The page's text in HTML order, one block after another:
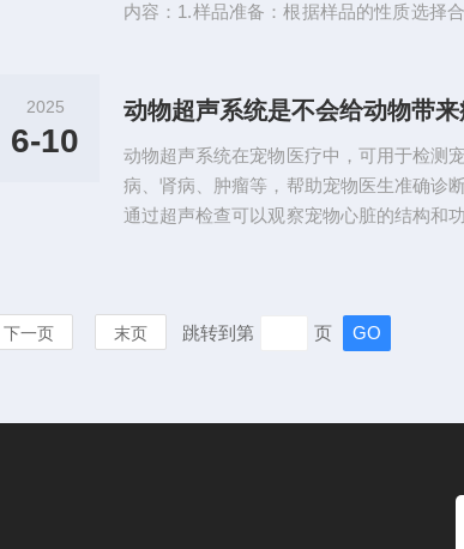
内容：1.样品准备：根据样品的性质选择
品台上，确保样品稳定且与电子束的照射
的特性和观察需求，设...
2025
6-10
动物超声系统是不会给动物带
动物超声系统在宠物医疗中，可用于检测
病、肾病、肿瘤等，帮助宠物医生准确诊
通过超声检查可以观察宠物心脏的结构和
学生更好地理解动物的生理结构和病理变
下一页 末页 跳转到第 页